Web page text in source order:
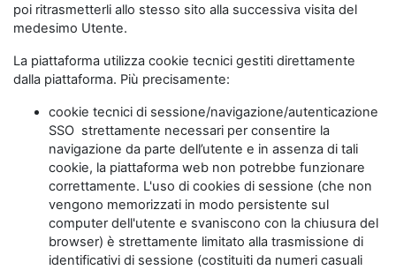
poi ritrasmetterli allo stesso sito alla successiva visita del
medesimo Utente.
La piattaforma utilizza cookie tecnici gestiti direttamente
dalla piattaforma. Più precisamente:
cookie tecnici di sessione/navigazione/autenticazione
SSO strettamente necessari per consentire la
navigazione da parte dell’utente e in assenza di tali
cookie, la piattaforma web non potrebbe funzionare
correttamente. L'uso di cookies di sessione (che non
vengono memorizzati in modo persistente sul
computer dell'utente e svaniscono con la chiusura del
browser) è strettamente limitato alla trasmissione di
identificativi di sessione (costituiti da numeri casuali